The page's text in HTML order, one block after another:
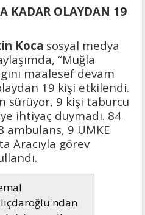
KADAR OLAYDAN 19
Koca sosyal medya
“Muğla
maalesef devam
19 kişi etkilendi.
sürüyor, 9 kişi taburcu
ihtiyaç duymadı. 84
ambulans, 9 UMKE
Aracıyla görev